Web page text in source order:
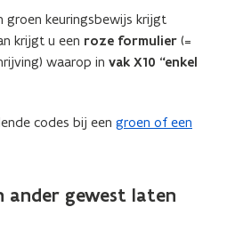
groen keuringsbewijs krijgt
krijgt u een roze formulier (=
waarop in vak X10 “enkel
codes bij een groen of een
ander gewest laten